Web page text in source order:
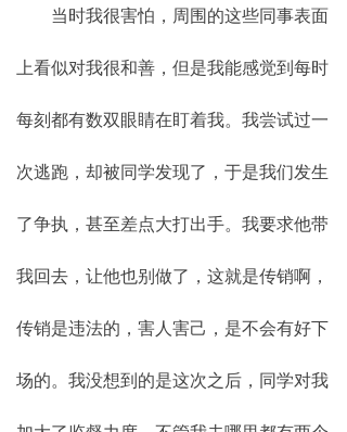
当时我很害怕，周围的这些同事表面
上看似对我很和善，但是我能感觉到每时
每刻都有数双眼睛在盯着我。我尝试过一
次逃跑，却被同学发现了，于是我们发生
了争执，甚至差点大打出手。我要求他带
我回去，让他也别做了，这就是传销啊，
传销是违法的，害人害己，是不会有好下
场的。我没想到的是这次之后，同学对我